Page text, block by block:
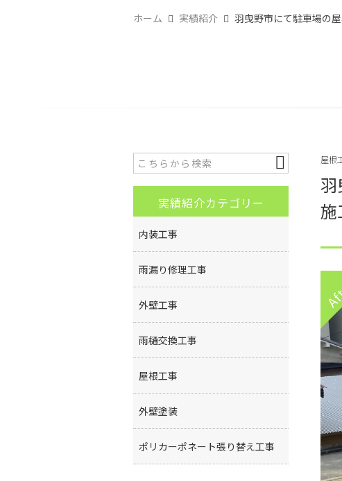
ホーム 実績紹介 羽曳野市にて駐車場の
屋根
実績紹介カテゴリー
内装工事
雨漏り修理工事
外壁工事
雨樋交換工事
屋根工事
外壁塗装
ポリカーポネート張り替え工事